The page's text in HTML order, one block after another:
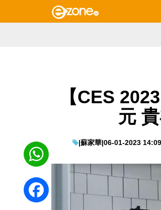
【CES
元
|蘇家華|06-01-2023 14:09
WhatsApp